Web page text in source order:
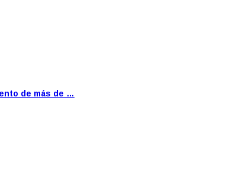
de más de …